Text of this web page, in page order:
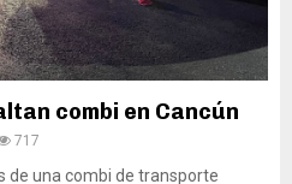
combi en Cancún
717
de una combi de transporte